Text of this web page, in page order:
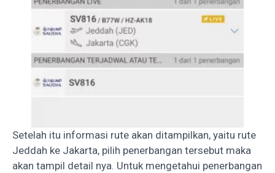
Setelah itu informasi rute akan ditampilkan, yaitu rute
Jeddah ke Jakarta, pilih penerbangan tersebut maka
akan tampil detail nya. Untuk mengetahui penerbangan